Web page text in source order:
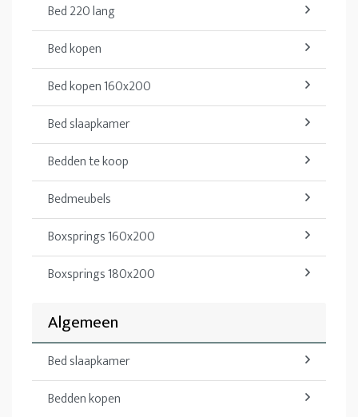
Bed 220 lang
Bed kopen
Bed kopen 160x200
Bed slaapkamer
Bedden te koop
Bedmeubels
Boxsprings 160x200
Boxsprings 180x200
Algemeen
Bed slaapkamer
Bedden kopen